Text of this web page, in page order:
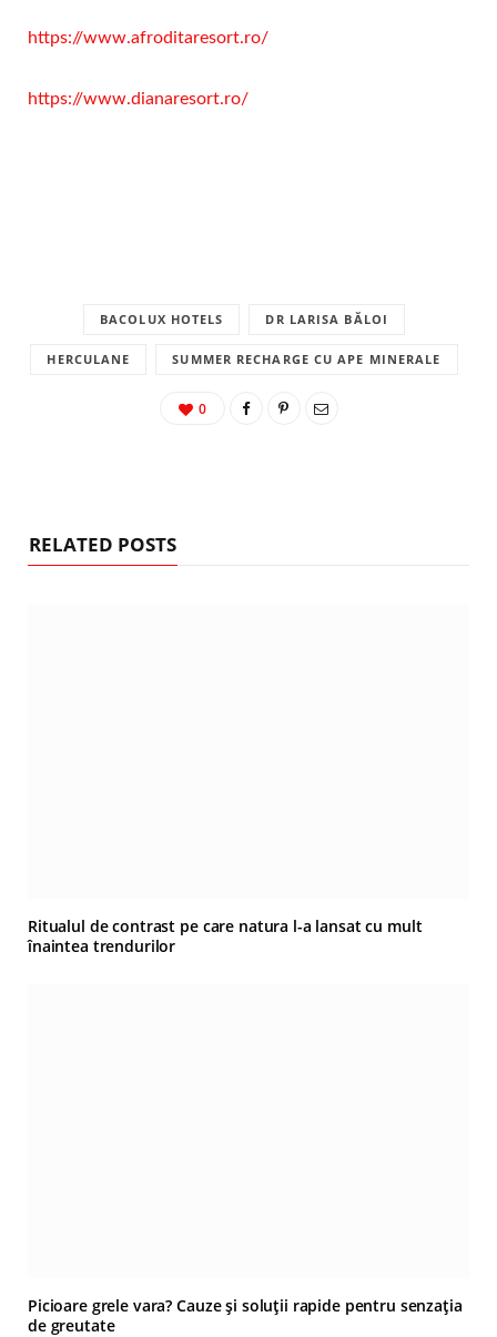
https://www.afroditaresort.ro/
https://www.dianaresort.ro/
BACOLUX HOTELS DR LARISA BĂLOI
HERCULANE SUMMER RECHARGE CU APE MINERALE
0
RELATED POSTS
Ritualul de contrast pe care natura l-a lansat cu mult
înaintea trendurilor
Picioare grele vara? Cauze și soluții rapide pentru senzația
de greutate